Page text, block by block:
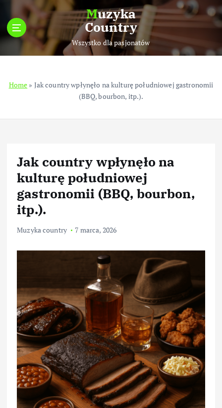
p
e
Muzyka
Country
Wszystko dla pasjonatów
Home » Jak country wpłynęło na kulturę południowej gastronomii
(BBQ, bourbon, itp.).
Jak country wpłynęło na
kulturę południowej
gastronomii (BBQ, bourbon,
itp.).
Muzyka country 7 marca, 2026